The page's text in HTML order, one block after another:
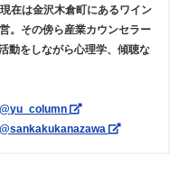
在は金沢木倉町にあるワイン
。その傍ら産業カウンセラー
動をしながら心理学、傾聴な
@yu_column
@sankakukanazawa